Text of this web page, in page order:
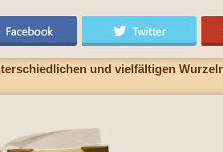
und vielfältigen